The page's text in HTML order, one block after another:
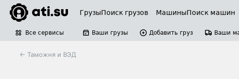
ГрузыПоиск грузов МашиныПоиск машин
Все сервисы Ваши грузы Добавить груз Ваши
← Таможня и ВЭД